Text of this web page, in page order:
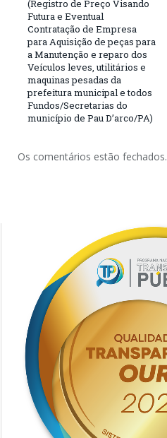
(Registro de Preço Visando
Futura e Eventual
Contratação de Empresa
para Aquisição de peças para
a Manutenção e reparo dos
Veículos leves, utilitários e
maquinas pesadas da
prefeitura municipal e todos
Fundos/Secretarias do
município de Pau D’arco/PA)
Os comentários estão fechados.